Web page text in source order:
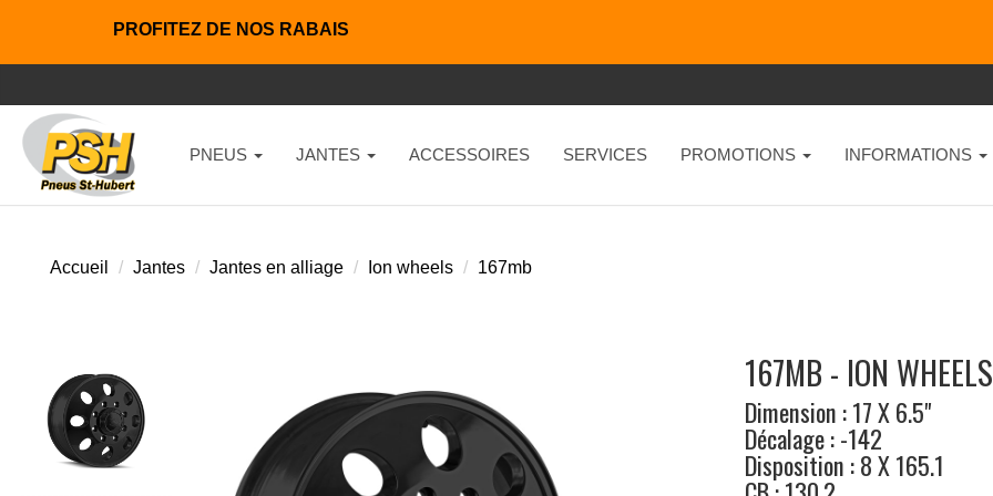
PROFITEZ DE NOS RABAIS
PNEUS JANTES ACCESSOIRES SERVICES PROMOTIONS INFORMATIONS
Accueil Jantes Jantes en alliage Ion wheels 167mb
167MB - ION WHEELS
Dimension : 17 X 6.5"
Décalage : -142
Disposition : 8 X 165.1